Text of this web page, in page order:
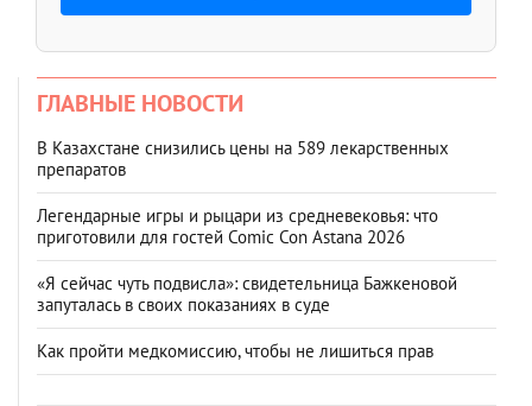
ГЛАВНЫЕ НОВОСТИ
В Казахстане снизились цены на 589 лекарственных
препаратов
Легендарные игры и рыцари из средневековья: что
приготовили для гостей Comic Con Astana 2026
«Я сейчас чуть подвисла»: свидетельница Бажкеновой
запуталась в своих показаниях в суде
Как пройти медкомиссию, чтобы не лишиться прав